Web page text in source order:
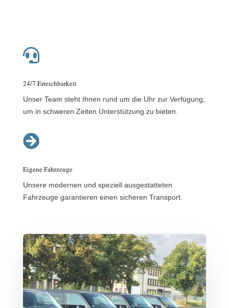

24/7 Erreichbarkeit
Unser Team steht Ihnen rund um die Uhr zur Verfügung,
um in schweren Zeiten Unterstützung zu bieten.

Eigene Fahrzeuge
Unsere modernen und speziell ausgestatteten
Fahrzeuge garantieren einen sicheren Transport.